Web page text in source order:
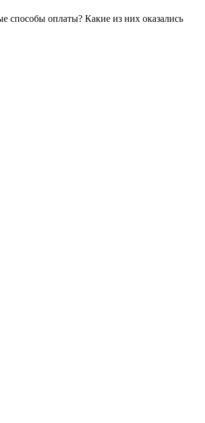
способы оплаты? Какие из них оказались